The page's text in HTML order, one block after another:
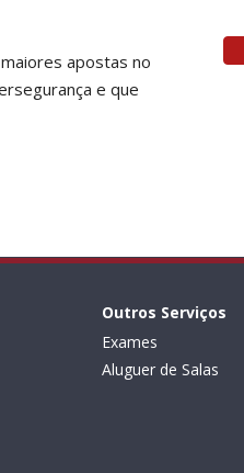
apostas no
e que
Outros Serviços
Exames
Aluguer de Salas